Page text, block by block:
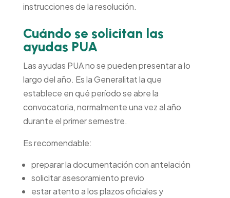
instrucciones de la resolución.
Cuándo se solicitan las
ayudas PUA
Las ayudas PUA no se pueden presentar a lo
largo del año. Es la Generalitat la que
establece en qué período se abre la
convocatoria, normalmente una vez al año
durante el primer semestre.
Es recomendable:
preparar la documentación con antelación
solicitar asesoramiento previo
estar atento a los plazos oficiales y